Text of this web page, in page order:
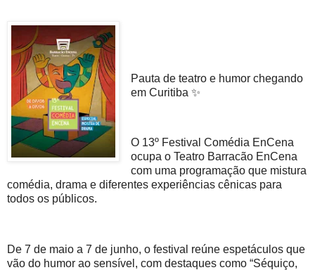
Pauta de teatro e humor chegando
em Curitiba ✨
O 13º Festival Comédia EnCena
ocupa o Teatro Barracão EnCena
com uma programação que mistura
comédia, drama e diferentes experiências cênicas para
todos os públicos.
De 7 de maio a 7 de junho, o festival reúne espetáculos que
vão do humor ao sensível, com destaques como “Séquiço,